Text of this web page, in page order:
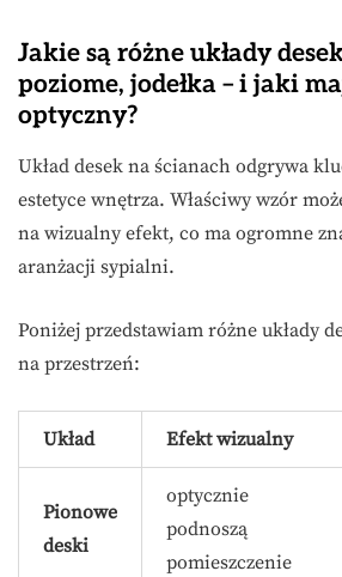
Jakie są różne układy
poziome, jodełka – i jaki
optyczny?
Układ desek na ścianach odgrywa
estetyce wnętrza. Właściwy wzór
na wizualny efekt, co ma ogromne
aranżacji sypialni.
Poniżej przedstawiam różne układy
na przestrzeń:
Układ Efekt wizualny
Pionowe
deski
optycznie
podnoszą
pomieszczenie